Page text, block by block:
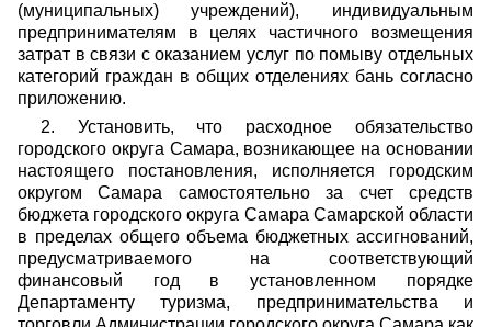
(муниципальных) учреждений), индивидуальным
предпринимателям в целях частичного возмещения
затрат в связи с оказанием услуг по помыву отдельных
категорий граждан в общих отделениях бань согласно
приложению.
2. Установить, что расходное обязательство
городского округа Самара, возникающее на основании
настоящего постановления, исполняется городским
округом Самара самостоятельно за счет средств
бюджета городского округа Самара Самарской области
в пределах общего объема бюджетных ассигнований,
предусматриваемого на соответствующий
финансовый год в установленном порядке
Департаменту туризма, предпринимательства и